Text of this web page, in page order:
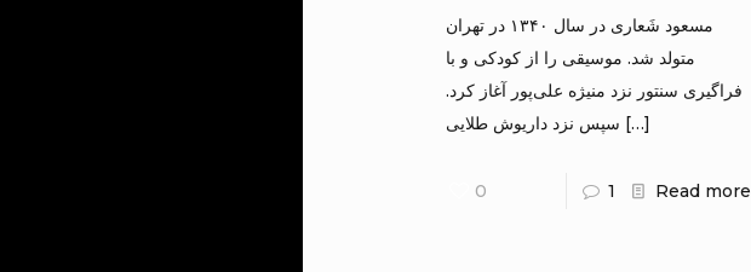
مسعود شَعاری در سال ۱۳۴۰ در تهران
متولد شد. موسیقی را از کودکی و با
فراگیری سنتور نزد منیژه علی‌پور آغاز کرد.
سپس نزد داریوش طلایی […]
0 1 Read more